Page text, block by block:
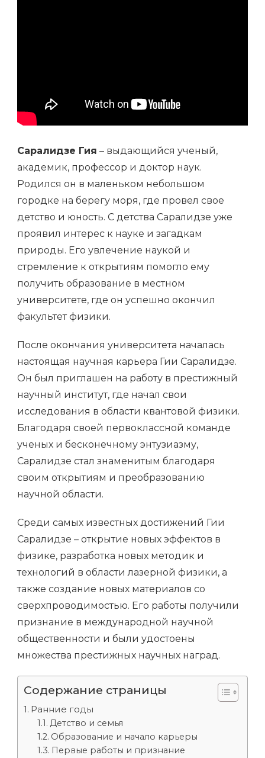
Саралидзе Гия – выдающийся ученый,
академик, профессор и доктор наук.
Родился он в маленьком небольшом
городке на берегу моря, где провел свое
детство и юность. С детства Саралидзе уже
проявил интерес к науке и загадкам
природы. Его увлечение наукой и
стремление к открытиям помогло ему
получить образование в местном
университете, где он успешно окончил
факультет физики.
После окончания университета началась
настоящая научная карьера Гии Саралидзе.
Он был приглашен на работу в престижный
научный институт, где начал свои
исследования в области квантовой физики.
Благодаря своей первоклассной команде
ученых и бесконечному энтузиазму,
Саралидзе стал знаменитым благодаря
своим открытиям и преобразованию
научной области.
Среди самых известных достижений Гии
Саралидзе – открытие новых эффектов в
физике, разработка новых методик и
технологий в области лазерной физики, а
также создание новых материалов со
сверхпроводимостью. Его работы получили
признание в международной научной
общественности и были удостоены
множества престижных научных наград.
Содержание страницы
Ранние годы
Детство и семья
Образование и начало карьеры
Первые работы и признание